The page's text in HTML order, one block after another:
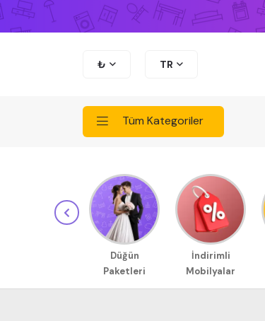
₺ TR
Tüm Kategoriler
Düğün
Paketleri
İndirimli
Mobilyalar